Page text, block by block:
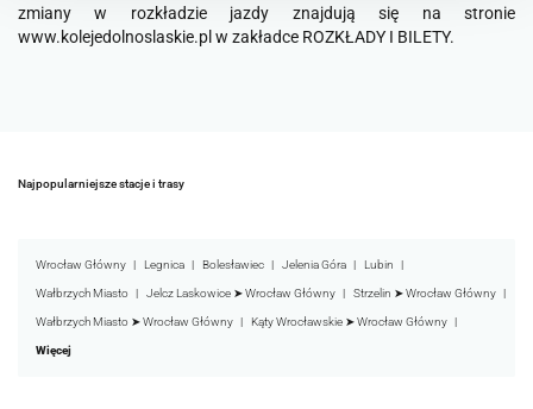
zmiany w rozkładzie jazdy znajdują się na stronie
www.kolejedolnoslaskie.pl w zakładce ROZKŁADY I BILETY.
Najpopularniejsze stacje i trasy
Wrocław Główny Legnica Bolesławiec Jelenia Góra Lubin
Wałbrzych Miasto Jelcz Laskowice ➤ Wrocław Główny Strzelin ➤ Wrocław Główny
Wałbrzych Miasto ➤ Wrocław Główny Kąty Wrocławskie ➤ Wrocław Główny
Więcej